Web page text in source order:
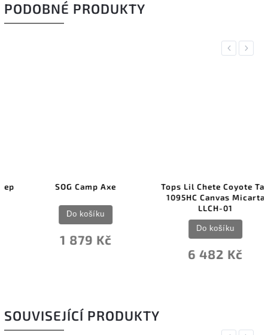
PODOBNÉ PRODUKTY
Previous
SOG Camp Axe
1 879 Kč
Do košíku
Tops Lil Chete Coyote Tan
1095HC Canvas Micarta
LLCH-01
6 482 Kč
Do košíku
Next
SOUVISEJÍCÍ PRODUKTY